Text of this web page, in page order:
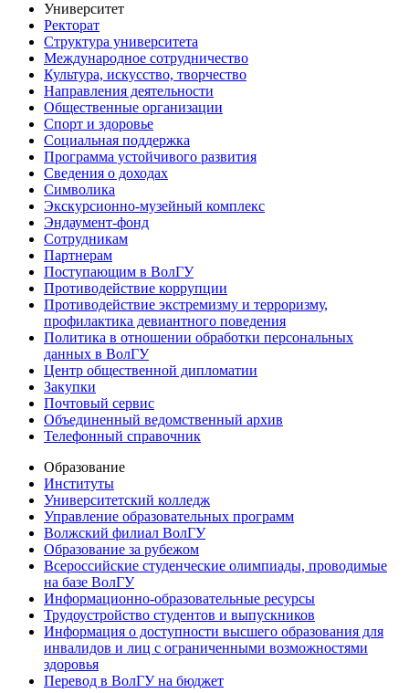
Университет
Ректорат
Структура университета
Международное сотрудничество
Культура, искусство, творчество
Направления деятельности
Общественные организации
Спорт и здоровье
Социальная поддержка
Программа устойчивого развития
Сведения о доходах
Символика
Экскурсионно-музейный комплекс
Эндаумент-фонд
Сотрудникам
Партнерам
Поступающим в ВолГУ
Противодействие коррупции
Противодействие экстремизму и терроризму,
профилактика девиантного поведения
Политика в отношении обработки персональных
данных в ВолГУ
Центр общественной дипломатии
Закупки
Почтовый сервис
Объединенный ведомственный архив
Телефонный справочник
Образование
Институты
Университетский колледж
Управление образовательных программ
Волжский филиал ВолГУ
Образование за рубежом
Всероссийские студенческие олимпиады, проводимые
на базе ВолГУ
Информационно-образовательные ресурсы
Трудоустройство студентов и выпускников
Информация о доступности высшего образования для
инвалидов и лиц с ограниченными возможностями
здоровья
Перевод в ВолГУ на бюджет